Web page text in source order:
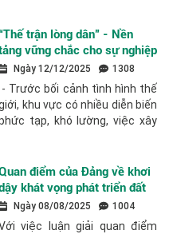
sớm có ý nghĩa đặc biệt
trận lòng dân” - Nền
vững chắc cho sự nghiệp
dựng và bảo vệ Tổ quốc ở
các tỉnh, thành phố phía Nam
Ngày 12/12/2025 1308
- Trước bối cảnh tình hình thế
khu vực có nhiều diễn biến
tạp, khó lường, việc xây
các tỉnh,...
điểm của Đảng về khơi
khát vọng phát triển đất
phồn vinh, hạnh phúc
kỷ nguyên mới
Ngày 08/08/2025 1004
việc luận giải quan điểm